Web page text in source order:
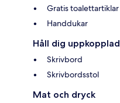
Gratis toalettartiklar
Handdukar
Håll dig uppkopplad
Skrivbord
Skrivbordsstol
Mat och dryck